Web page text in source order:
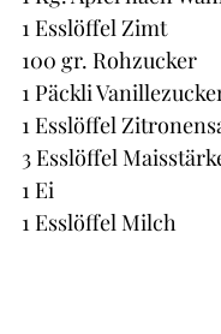
1 Esslöffel Zimt
100 gr. Rohzucker
1 Päckli
1 Esslöffel
3 Esslöffel
1 Ei
1 Esslöffel Milch